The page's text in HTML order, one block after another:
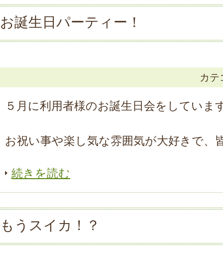
お誕生日パーティー！
カ
５月に利用者様のお誕生日会をしていま
お祝い事や楽し気な雰囲気が大好きで、
続きを読む
もうスイカ！？